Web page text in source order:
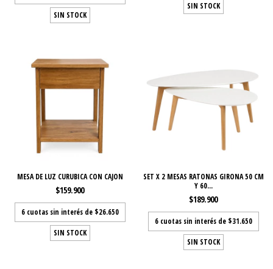
SIN STOCK
SIN STOCK
MESA DE LUZ CURUBICA CON CAJON
$159.900
6 cuotas sin interés de $26.650
SIN STOCK
SET X 2 MESAS RATONAS GIRONA 50 CM
Y 60...
$189.900
6 cuotas sin interés de $31.650
SIN STOCK